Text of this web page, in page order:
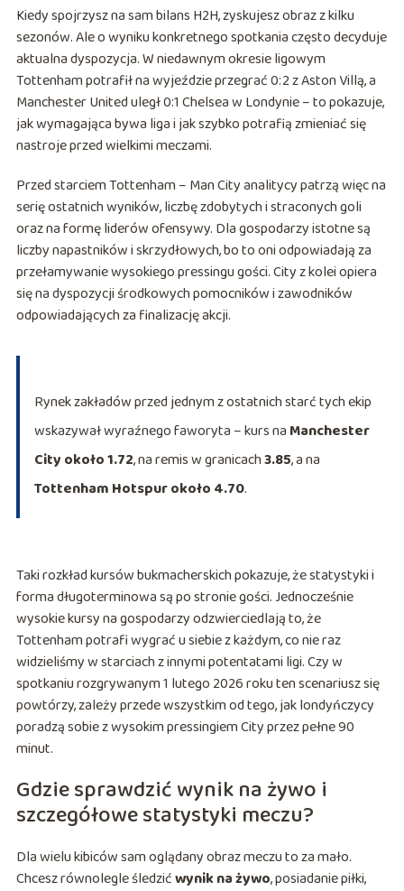
Kiedy spojrzysz na sam bilans H2H, zyskujesz obraz z kilku
sezonów. Ale o wyniku konkretnego spotkania często decyduje
aktualna dyspozycja. W niedawnym okresie ligowym
Tottenham potrafił na wyjeździe przegrać 0:2 z Aston Villą, a
Manchester United uległ 0:1 Chelsea w Londynie – to pokazuje,
jak wymagająca bywa liga i jak szybko potrafią zmieniać się
nastroje przed wielkimi meczami.
Przed starciem Tottenham – Man City analitycy patrzą więc na
serię ostatnich wyników, liczbę zdobytych i straconych goli
oraz na formę liderów ofensywy. Dla gospodarzy istotne są
liczby napastników i skrzydłowych, bo to oni odpowiadają za
przełamywanie wysokiego pressingu gości. City z kolei opiera
się na dyspozycji środkowych pomocników i zawodników
odpowiadających za finalizację akcji.
Rynek zakładów przed jednym z ostatnich starć tych ekip
wskazywał wyraźnego faworyta – kurs na Manchester
City około 1.72, na remis w granicach3.85, a na
Tottenham Hotspur około 4.70.
Taki rozkład kursów bukmacherskich pokazuje, że statystyki i
forma długoterminowa są po stronie gości. Jednocześnie
wysokie kursy na gospodarzy odzwierciedlają to, że
Tottenham potrafi wygrać u siebie z każdym, co nie raz
widzieliśmy w starciach z innymi potentatami ligi. Czy w
spotkaniu rozgrywanym 1 lutego 2026 roku ten scenariusz się
powtórzy, zależy przede wszystkim od tego, jak londyńczycy
poradzą sobie z wysokim pressingiem City przez pełne 90
minut.
Gdzie sprawdzić wynik na żywo i
szczegółowe statystyki meczu?
Dla wielu kibiców sam oglądany obraz meczu to za mało.
Chcesz równolegle śledzićwynik na żywo, posiadanie piłki,